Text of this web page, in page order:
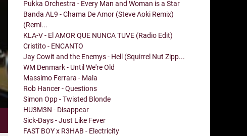
Pukka Orchestra - Every Man and Woman is a Star
Banda AL9 - Chama De Amor (Steve Aoki Remix)
(Remi...
KLA-V - El AMOR QUE NUNCA TUVE (Radio Edit)
Cristito - ENCANTO
Jay Cowit and the Enemys - Hell (Squirrel Nut Zipp...
WM Denmark - Until We're Old
Massimo Ferrara - Mala
Rob Hancer - Questions
Simon Opp - Twisted Blonde
HU3M3N - Disappear
Sick-Days - Just Like Fever
FAST BOY x R3HAB - Electricity